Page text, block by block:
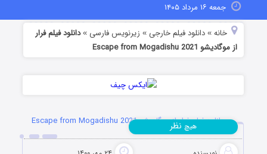
جمعه ۱۶ مرداد ۱۴۰۵
خانه »دانلود فیلم خارجی » زیرنویس فارسی »دانلود فیلم فرار
از موگادیشو Escape from Mogadishu 2021
دانلود فیلم فرار از موگادیشو Escape from Mogadishu 2021
هیچ نظر